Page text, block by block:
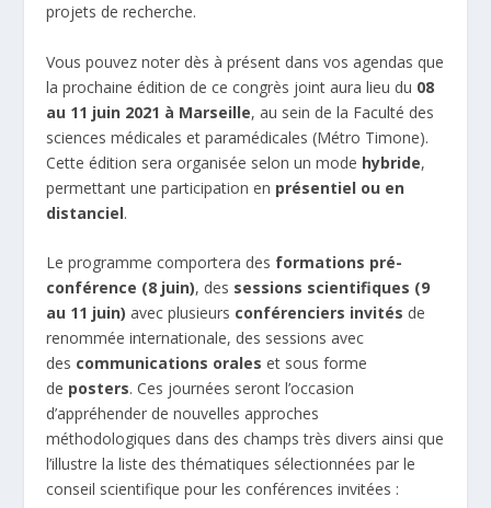
projets de recherche.
Vous pouvez noter dès à présent dans vos agendas que
la prochaine édition de ce congrès joint aura lieu du 08
au 11 juin 2021 à Marseille, au sein de la Faculté des
sciences médicales et paramédicales (Métro Timone).
Cette édition sera organisée selon un mode hybride,
permettant une participation en présentiel ou en
distanciel.
Le programme comportera des formations pré-
conférence (8 juin), des sessions scientifiques (9
au 11 juin) avec plusieurs conférenciers invités de
renommée internationale, des sessions avec
des communications orales et sous forme
de posters. Ces journées seront l’occasion
d’appréhender de nouvelles approches
méthodologiques dans des champs très divers ainsi que
l’illustre la liste des thématiques sélectionnées par le
conseil scientifique pour les conférences invitées :